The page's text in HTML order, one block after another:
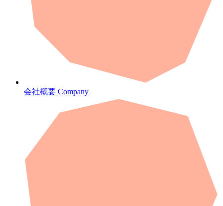
会社概要 Company